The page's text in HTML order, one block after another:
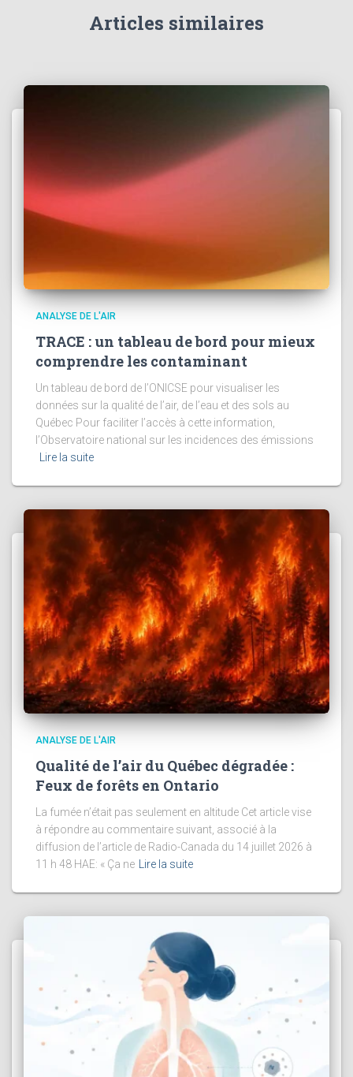
Articles similaires
ANALYSE DE L'AIR
TRACE : un tableau de bord pour mieux
comprendre les contaminant
Un tableau de bord de l’ONICSE pour visualiser les
données sur la qualité de l’air, de l’eau et des sols au
Québec Pour faciliter l’accès à cette information,
l’Observatoire national sur les incidences des émissions
Lire la suite
ANALYSE DE L'AIR
Qualité de l’air du Québec dégradée :
Feux de forêts en Ontario
La fumée n’était pas seulement en altitude Cet article vise
à répondre au commentaire suivant, associé à la
diffusion de l’article de Radio-Canada du 14 juillet 2026 à
11 h 48 HAE: « Ça ne
Lire la suite